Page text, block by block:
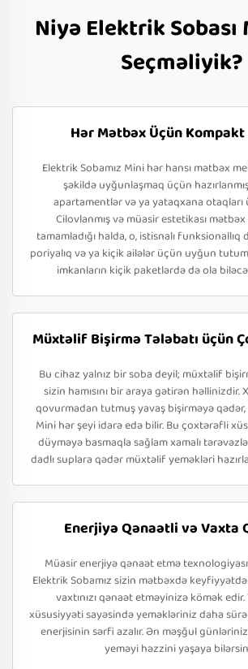
Niyə Elektrik
Seçməliyik?
Hər Mətbəx Üçün
Elektrik Sobamız Mini hər hansı mətbəx
şəkildə uyğunlaşmaq üçün
apartamentlər və ya yataqxana otaqları
Cilovlanmış və müasir estetikası
tamamladığı halda, o, istisnalı funksionallıq
poriyalıq və ya kiçik ailələr üçün uyğun
imkanların kiçik paketlərdə də ola
Müxtəlif Bişirmə Tələbatı üçün
Bu cihaz yalnız bir soba deyil; müxtəlif
sizin hamısını bir araya gətirən həllinizdir.
qovurmadan tutmuş yavaş bişirməyə qədər,
Mini hər şeyi idarə edə bilir. Bu çoxtərəfli
düyməyə basmaqla sağlam xamalı
dadlı suplara qədər müxtəlif yeməkləri
Enerjiyə Qənaətli və Vaxta
Müasir enerjiyə qənaət etmə texnologiyası
Elektrik Sobamız sizin mətbəxdə
vaxtınızı qənaət etməyinizə kömək
xüsusiyyəti sayəsində yeməkləriniz daha
enerjisinin sərfi azalır. Ən məşğul
yeməyi həzzini yaşaya